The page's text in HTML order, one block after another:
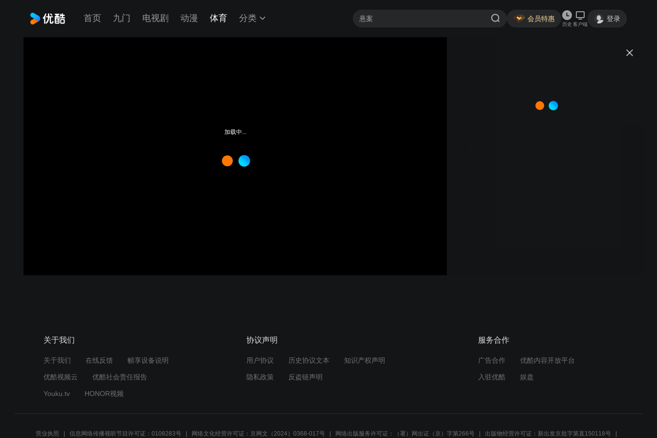
首页 九门 电视剧 动漫 体育 分类 会员特惠
历史 客户端
登录
加载中...
关于我们
关于我们 在线反馈 帧享设备说明
优酷视频云 优酷社会责任报告
Youku.tv HONOR视频
协议声明
用户协议 历史协议文本 知识产权声明
隐私政策 反盗链声明
服务合作
广告合作 优酷内容开放平台
入驻优酷 娱盘
营业执照 信息网络传播视听节目许可证：0108283号 网络文化经营许可证：京网文（2024）0368-017号 网络出版服务许可证：（署）网出证（京）字第266号 出版物经营许可证：新出发京批字第直150118号